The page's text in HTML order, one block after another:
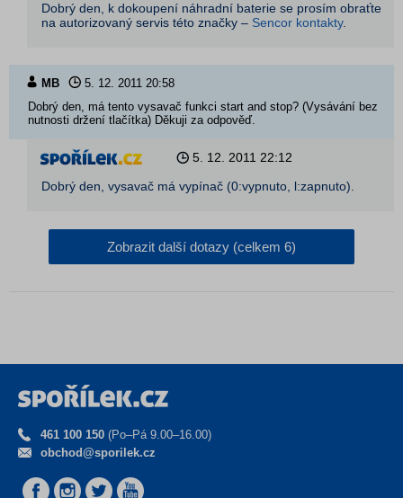
Dobrý den, k dokoupení náhradní baterie se prosím obraťte
na autorizovaný servis této značky – Sencor kontakty.
MB 5. 12. 2011 20:58
Dobrý den, má tento vysavač funkci start and stop? (Vysávání bez
nutnosti držení tlačítka) Děkuji za odpověď.
5. 12. 2011 22:12
Dobrý den, vysavač má vypínač (0:vypnuto, l:zapnuto).
Zobrazit další dotazy (celkem 6)
461 100 150 (Po–Pá 9.00–16.00)
obchod@sporilek.cz